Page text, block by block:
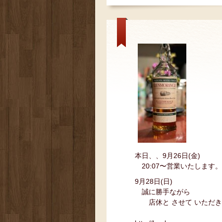
本日、、9月26日(金)
20:07〜営業いたします。
9月28日(日)
誠に勝手ながら
店休と させて いただき